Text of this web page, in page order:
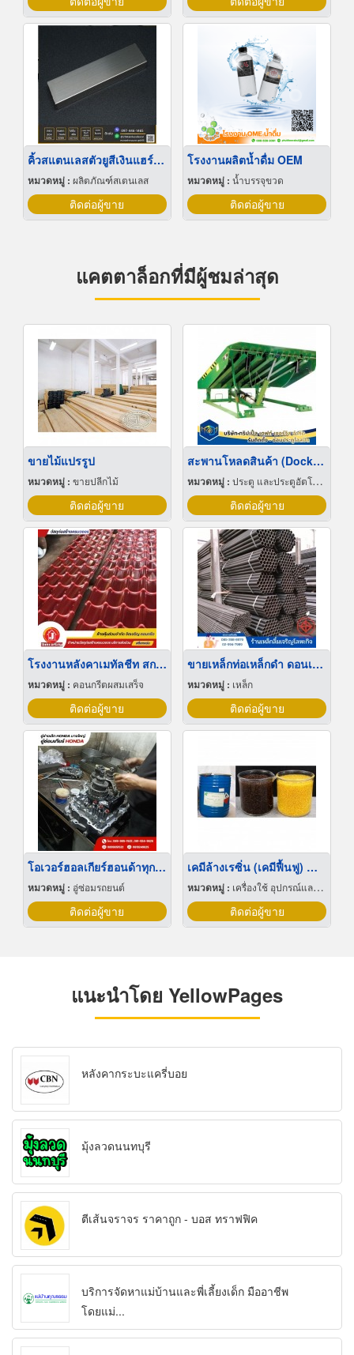
คิ้วสแตนเลสตัวยูสีเงินแฮร์ไลน์
หมวดหมู่ : ผลิตภัณฑ์สเตนเลส
ติดต่อผู้ขาย
โรงงานผลิตน้ำดื่ม OEM
หมวดหมู่ : น้ำบรรจุขวด
ติดต่อผู้ขาย
แคตตาล็อกที่มีผู้ชมล่าสุด
ขายไม้แปรรูป
หมวดหมู่ : ขายปลีกไม้
ติดต่อผู้ขาย
สะพานโหลดสินค้า (Dock leveler)
หมวดหมู่ : ประตู และประตูอัตโนมัติ
ติดต่อผู้ขาย
โรงงานหลังคาเมทัลชีท สกลนคร
หมวดหมู่ : คอนกรีตผสมเสร็จ
ติดต่อผู้ขาย
ขายเหล็กท่อเหล็กดำ ดอนเมือง
หมวดหมู่ : เหล็ก
ติดต่อผู้ขาย
โอเวอร์ฮอลเกียร์ฮอนด้าทุกรุ่น
หมวดหมู่ : อู่ซ่อมรถยนต์
ติดต่อผู้ขาย
เคมีล้างเรซิ่น (เคมีฟื้นฟู) สำหรับระบบถัง Softener
หมวดหมู่ : เครื่องใช้ อุปกรณ์และเคมีสำหรับลดความกระด้างน้ำกระด้าง
ติดต่อผู้ขาย
แนะนำโดย YellowPages
หลังคากระบะแครี่บอย
มุ้งลวดนนทบุรี
ตีเส้นจราจร ราคาถูก - บอส ทราฟฟิค
บริการจัดหาแม่บ้านและพี่เลี้ยงเด็ก มืออาชีพ
โดยแม่...